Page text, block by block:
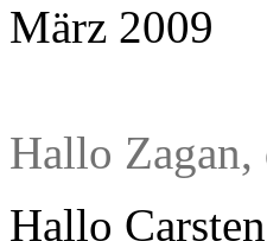
März 2009
Hallo Zagan,
Hallo